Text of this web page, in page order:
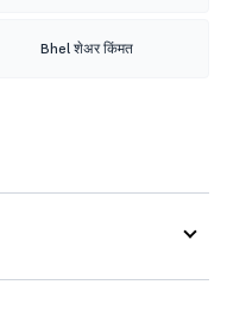
Bhel शेअर किंमत